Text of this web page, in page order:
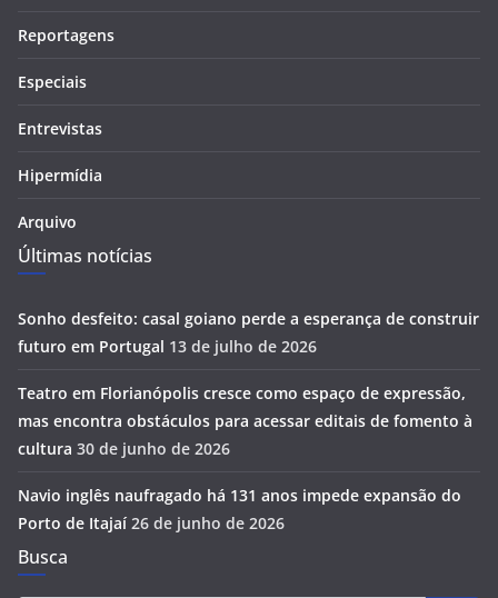
Reportagens
Especiais
Entrevistas
Hipermídia
Arquivo
Últimas notícias
Sonho desfeito: casal goiano perde a esperança de construir
futuro em Portugal 13 de julho de 2026
Teatro em Florianópolis cresce como espaço de expressão,
mas encontra obstáculos para acessar editais de fomento à
cultura 30 de junho de 2026
Navio inglês naufragado há 131 anos impede expansão do
Porto de Itajaí 26 de junho de 2026
Busca